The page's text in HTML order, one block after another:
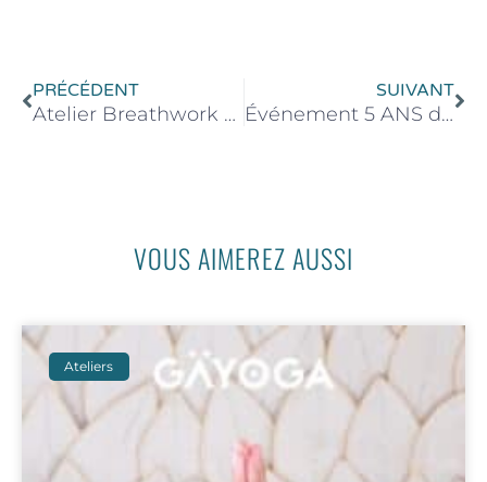
PRÉCÉDENT
Atelier Breathwork & Soundbath – 25 Mai 2025 de 15h30 à 17h30
SUIVANT
Événement 5 ANS du STUDIO – 21 Juin 2025 de 09h00-12h00
VOUS AIMEREZ AUSSI
Ateliers